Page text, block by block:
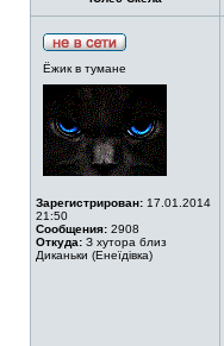
Ёжик в тумане
Зарегистрирован: 17.01.2014
21:50
Сообщения: 2908
Откуда: З хутора близ
Диканьки (Енеїдівка)